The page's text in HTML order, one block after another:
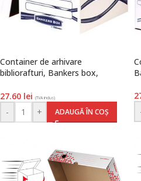
Container de arhivare
bibliorafturi, Bankers box,
27.60 lei (TVA inclus)
- + ADAUGĂ ÎN COȘ